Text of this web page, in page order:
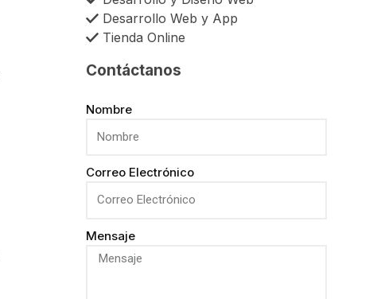
Desarrollo Web y App
Tienda Online
Contáctanos
Nombre
Correo Electrónico
Mensaje